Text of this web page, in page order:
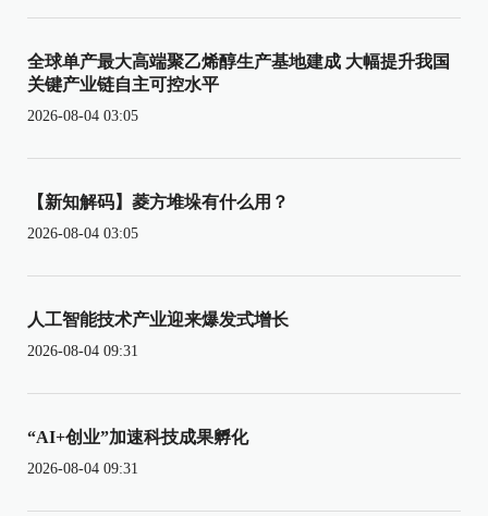
全球单产最大高端聚乙烯醇生产基地建成 大幅提升我国
关键产业链自主可控水平
2026-08-04 03:05
【新知解码】菱方堆垛有什么用？
2026-08-04 03:05
人工智能技术产业迎来爆发式增长
2026-08-04 09:31
“AI+创业”加速科技成果孵化
2026-08-04 09:31